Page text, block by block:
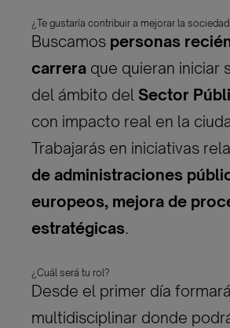
¿Te gustaría contribuir a mejorar la
Buscamos personas
carreraque quieran iniciar
del ámbito del Sector
con impacto real en la
Trabajarás en iniciativas
de administraciones
europeos, mejora de
estratégicas.
¿Cuál será tu rol?
Desde el primer día
multidisciplinar donde